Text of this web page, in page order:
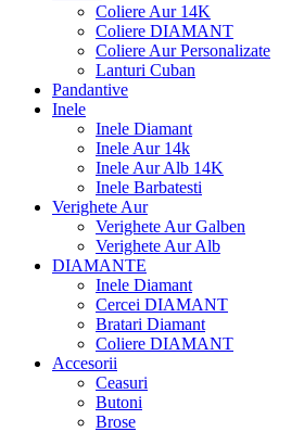
Coliere Aur 14K
Coliere DIAMANT
Coliere Aur Personalizate
Lanturi Cuban
Pandantive
Inele
Inele Diamant
Inele Aur 14k
Inele Aur Alb 14K
Inele Barbatesti
Verighete Aur
Verighete Aur Galben
Verighete Aur Alb
DIAMANTE
Inele Diamant
Cercei DIAMANT
Bratari Diamant
Coliere DIAMANT
Accesorii
Ceasuri
Butoni
Brose